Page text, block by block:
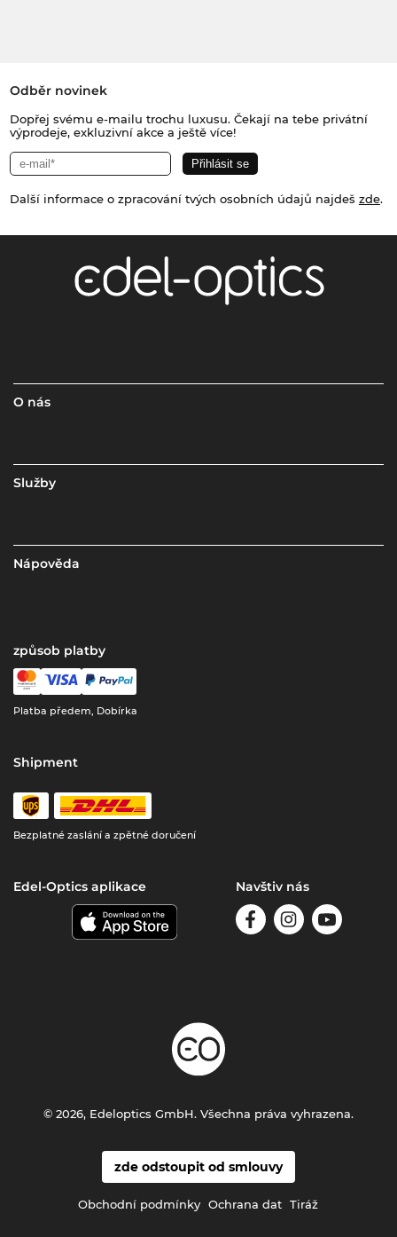
Odběr novinek
Dopřej svému e-mailu trochu luxusu. Čekají na tebe privátní
výprodeje, exkluzivní akce a ještě více!
Další informace o zpracování tvých osobních údajů najdeš zde.
O nás
Služby
Nápověda
způsob platby
Platba předem, Dobírka
Shipment
Bezplatné zaslání a zpětné doručení
Edel-Optics aplikace Navštiv nás
zde odstoupit od smlouvy
Obchodní podmínky Ochrana dat Tiráž
© 2026, Edeloptics GmbH. Všechna práva vyhrazena.